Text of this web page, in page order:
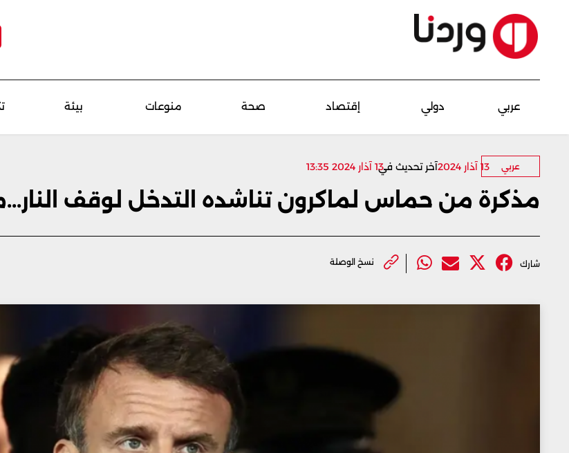
عربي دولي إقتصاد صحة منوعات بيئة
عربي 13 آذار 2024 آخر تحديث في
13 آذار 2024 13:35
مذكرة من حماس لماكرون تناشده التدخل لوقف
شارك نسخ الوصلة